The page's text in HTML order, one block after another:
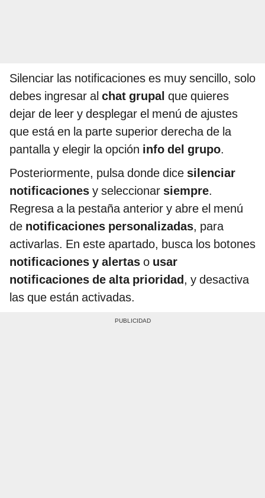
Silenciar las notificaciones es muy sencillo, solo
debes ingresar al chat grupal que quieres
dejar de leer y desplegar el menú de ajustes
que está en la parte superior derecha de la
pantalla y elegir la opción info del grupo.
Posteriormente, pulsa donde dice silenciar
notificaciones y seleccionar siempre.
Regresa a la pestaña anterior y abre el menú
de notificaciones personalizadas, para
activarlas. En este apartado, busca los botones
notificaciones y alertas o usar
notificaciones de alta prioridad, y desactiva
las que están activadas.